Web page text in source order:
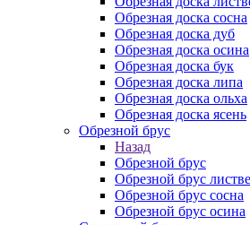
Обрезная доска сосна
Обрезная доска дуб
Обрезная доска осина
Обрезная доска бук
Обрезная доска липа
Обрезная доска ольха
Обрезная доска ясень
Обрезной брус
Назад
Обрезной брус
Обрезной брус
Обрезной брус сосна
Обрезной брус осина